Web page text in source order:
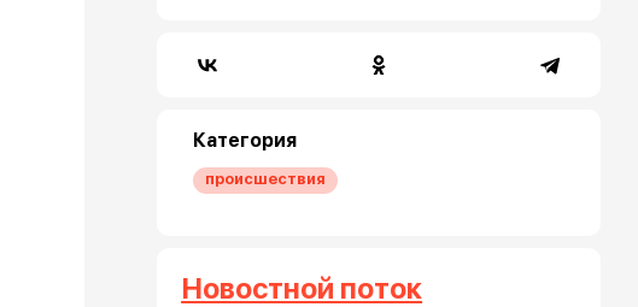
Категория
происшествия
Новостной поток